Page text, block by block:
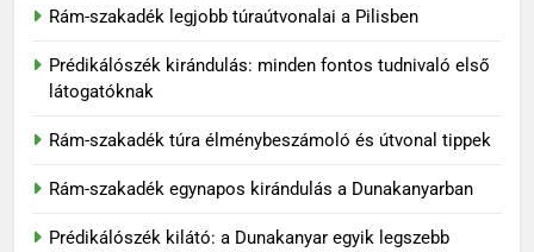
Rám-szakadék legjobb túraútvonalai a Pilisben
Prédikálószék kirándulás: minden fontos tudnivaló első
látogatóknak
Rám-szakadék túra élménybeszámoló és útvonal tippek
Rám-szakadék egynapos kirándulás a Dunakanyarban
Prédikálószék kilátó: a Dunakanyar egyik legszebb
136
a Duna-Ipoly Nemzeti Parkban
KIRÁNDULÓKNAK- TURÁZÓKNAK